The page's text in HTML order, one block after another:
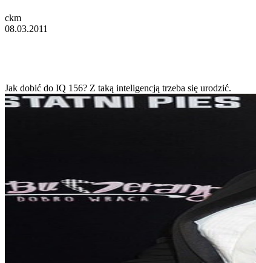
ckm
08.03.2011
Jak dobić do IQ 156? Z taką inteligencją trzeba się urodzić.